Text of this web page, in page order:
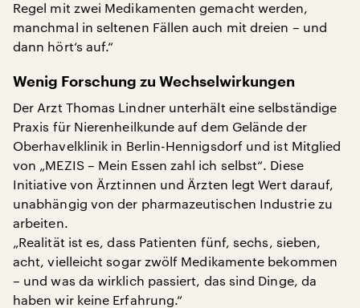
Regel mit zwei Medikamenten gemacht werden,
manchmal in seltenen Fällen auch mit dreien – und
dann hört‘s auf.“
Wenig Forschung zu Wechselwirkungen
Der Arzt Thomas Lindner unterhält eine selbständige
Praxis für Nierenheilkunde auf dem Gelände der
Oberhavelklinik in Berlin-Hennigsdorf und ist Mitglied
von „MEZIS – Mein Essen zahl ich selbst“. Diese
Initiative von Ärztinnen und Ärzten legt Wert darauf,
unabhängig von der pharmazeutischen Industrie zu
arbeiten.
„Realität ist es, dass Patienten fünf, sechs, sieben,
acht, vielleicht sogar zwölf Medikamente bekommen
– und was da wirklich passiert, das sind Dinge, da
haben wir keine Erfahrung.“